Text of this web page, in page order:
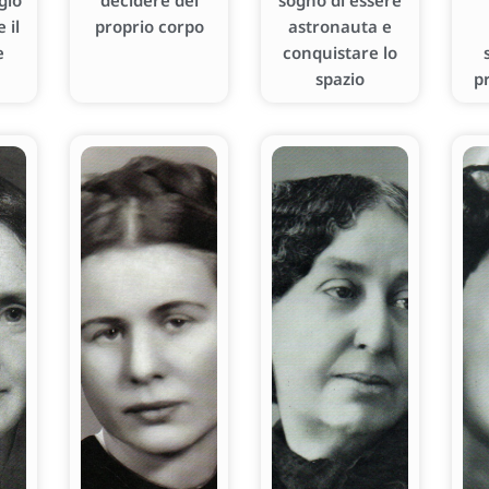
il
proprio corpo
astronauta e
conquistare lo
spazio